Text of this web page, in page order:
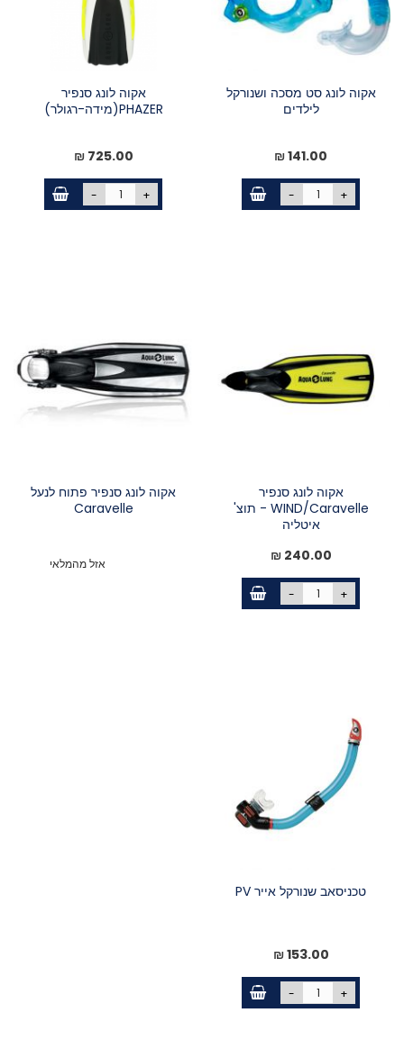
אקוה לונג סט מסכה ושנורקל
לילדים
141.00 ₪
- +
אקוה לונג סנפיר
PHAZER(מידה-רגולר)
725.00 ₪
- +
אקוה לונג סנפיר
WIND/Caravelle - תוצ'
איטליה
240.00 ₪
- +
אקוה לונג סנפיר פתוח לנעל
Caravelle
אזל מהמלאי
טכניסאב שנורקל אייר PV
153.00 ₪
- +